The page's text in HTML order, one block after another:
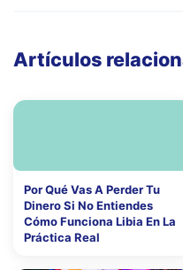
Artículos
Por Qué Vas A Perder Tu
Dinero Si No Entiendes
Cómo Funciona Libia En La
Práctica Real